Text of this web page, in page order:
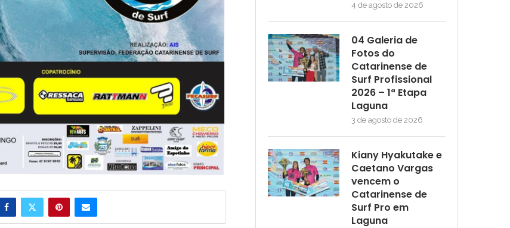
4 de agosto de 2026
04 Galeria de
Fotos do
Catarinense de
Surf Profissional
2026 – 1ª Etapa
Laguna
3 de agosto de 2026
Kiany Hyakutake e
Caetano Vargas
vencem o
Catarinense de
Surf Pro em
Laguna